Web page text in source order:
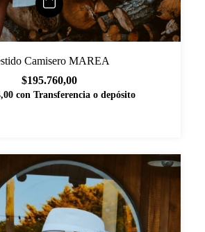
Camisero MAREA
$195.760,00
con Transferencia o depósito